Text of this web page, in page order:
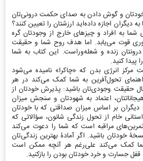
خودتان و گوش دادن به صدای حکمت درونی‌تان
دیگران اجازه داده‌اید ارزشتان را تعیین کنند؟
به افراد و چیزهای خارج از وجودتان گره
قوت می‌یابد. اما هدف روح شما و حقیقت
زنده و شعله‌ور‌است. این کتاب به شما
کنید.
انرژی بدن که «چاکرا» نامیده می‌شود
تحول‌آفرین به شما کمک می‌کند در هر
حقیقت وجودی‌تان باشید: پذیرش خودتان از
اعتماد به شهودتان و سنجش میزان
دیگران بر اساس میزان صداقتی که با خودتان
خام از تحول زندگی شانون، سؤالاتی که
مراقبه است که شما را دعوت می‌کند
خودتان باشید. اگر آمادۀ بهترین زندگی‌تان
کمک می‌کند علی‌رغم هر آنچه ممکن است
قفل جسارت و خرد خودتان بودن را بازکنید.